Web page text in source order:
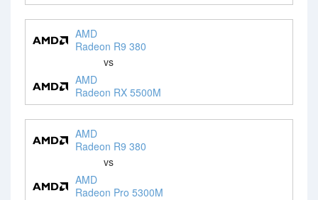
AMD
Radeon R9 380
vs
AMD
Radeon RX 5500M
AMD
Radeon R9 380
vs
AMD
Radeon Pro 5300M